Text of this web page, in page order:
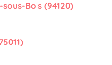
Bois (94120)